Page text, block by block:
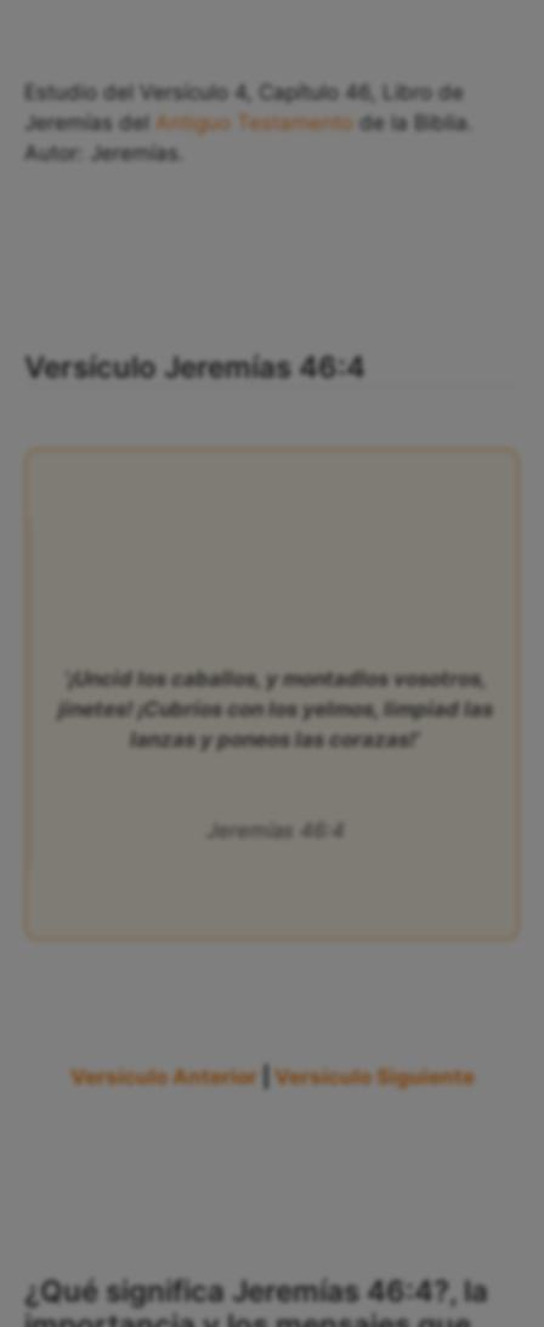
Estudio del Versículo 4, Capítulo 46, Libro de
Jeremías del Antiguo Testamento de la Biblia.
Autor: Jeremías.
Versículo Jeremías 46:4
‘¡Uncid los caballos, y montadlos vosotros,
jinetes! ¡Cubríos con los yelmos, limpiad las
lanzas y poneos las corazas!’
Jeremías 46:4
Versículo Anterior Versículo Siguiente
¿Qué significa Jeremías 46:4?, la